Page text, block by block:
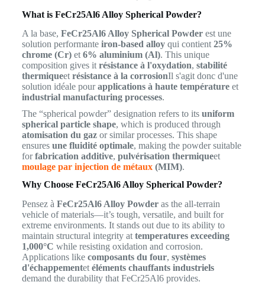
What is FeCr25Al6 Alloy Spherical Powder?
A la base, FeCr25Al6 Alloy Spherical Powderest une
solution performante iron-based alloyqui contient25%
chrome (Cr)et6% aluminium (Al). This unique
composition gives itrésistance à l'oxydation, stabilité
thermiqueetrésistance à la corrosionIl s'agit donc d'une
solution idéale pourapplications à haute températureet
industrial manufacturing processes.
The “spherical powder” designation refers to its uniform
spherical particle shape, which is produced through
atomisation du gazor similar processes. This shape
ensures une fluidité optimale, making the powder suitable
forfabrication additive, pulvérisation thermiqueet
moulage par injection de métaux (MIM).
Why Choose FeCr25Al6 Alloy Spherical Powder?
Pensez à FeCr25Al6 Alloy Powderas the all-terrain
vehicle of materials—it’s tough, versatile, and built for
extreme environments. It stands out due to its ability to
maintain structural integrity at temperatures exceeding
1,000°C while resisting oxidation and corrosion.
Applications like composants du four, systèmes
d'échappementet éléments chauffants industriels
demand the durability that FeCr25Al6 provides.